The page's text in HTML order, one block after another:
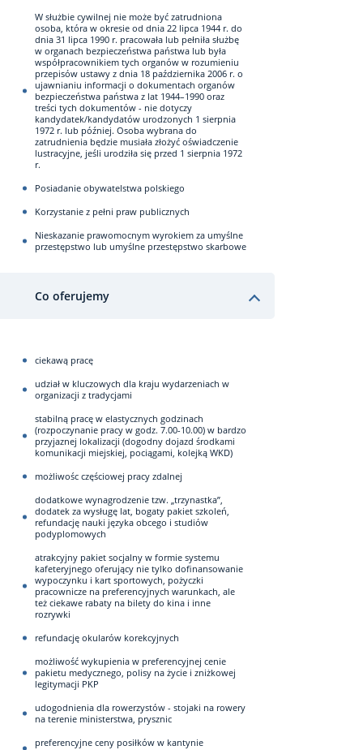
W służbie cywilnej nie może być zatrudniona
osoba, która w okresie od dnia 22 lipca 1944 r. do
dnia 31 lipca 1990 r. pracowała lub pełniła służbę
w organach bezpieczeństwa państwa lub była
współpracownikiem tych organów w rozumieniu
przepisów ustawy z dnia 18 października 2006 r. o
ujawnianiu informacji o dokumentach organów
bezpieczeństwa państwa z lat 1944–1990 oraz
treści tych dokumentów - nie dotyczy
kandydatek/kandydatów urodzonych 1 sierpnia
1972 r. lub później. Osoba wybrana do
zatrudnienia będzie musiała złożyć oświadczenie
lustracyjne, jeśli urodziła się przed 1 sierpnia 1972
r.
Posiadanie obywatelstwa polskiego
Korzystanie z pełni praw publicznych
Nieskazanie prawomocnym wyrokiem za umyślne
przestępstwo lub umyślne przestępstwo skarbowe
Co oferujemy
ciekawą pracę
udział w kluczowych dla kraju wydarzeniach w
organizacji z tradycjami
stabilną pracę w elastycznych godzinach
(rozpoczynanie pracy w godz. 7.00-10.00) w bardzo
przyjaznej lokalizacji (dogodny dojazd środkami
komunikacji miejskiej, pociągami, kolejką WKD)
możliwośc częściowej pracy zdalnej
dodatkowe wynagrodzenie tzw. „trzynastka”,
dodatek za wysługę lat, bogaty pakiet szkoleń,
refundację nauki języka obcego i studiów
podyplomowych
atrakcyjny pakiet socjalny w formie systemu
kafeteryjnego oferujący nie tylko dofinansowanie
wypoczynku i kart sportowych, pożyczki
pracownicze na preferencyjnych warunkach, ale
też ciekawe rabaty na bilety do kina i inne
rozrywki
refundację okularów korekcyjnych
możliwość wykupienia w preferencyjnej cenie
pakietu medycznego, polisy na życie i zniżkowej
legitymacji PKP
udogodnienia dla rowerzystów - stojaki na rowery
na terenie ministerstwa, prysznic
preferencyjne ceny posiłków w kantynie